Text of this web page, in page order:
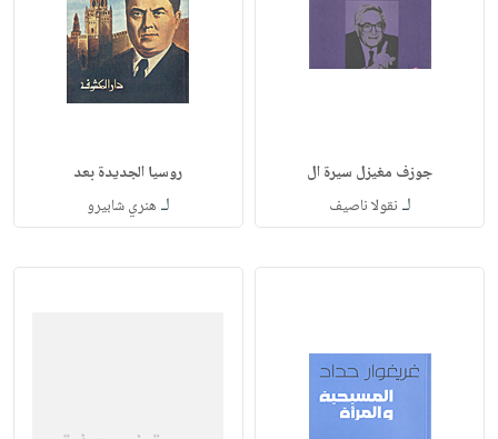
جوزف مغيزل سيرة ال
لـ نقولا ناصيف
روسيا الجديدة بعد
لـ هنري شابيرو